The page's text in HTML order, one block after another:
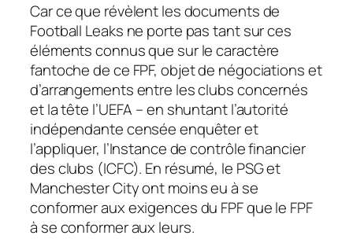
Car ce que révèlent les documents de
Football Leaks ne porte pas tant sur ces
éléments connus que sur le caractère
fantoche de ce FPF, objet de négociations et
d’arrangements entre les clubs concernés
et la tête l’UEFA – en shuntant l’autorité
indépendante censée enquêter et
l’appliquer, l’Instance de contrôle financier
des clubs (ICFC). En résumé, le PSG et
Manchester City ont moins eu à se
conformer aux exigences du FPF que le FPF
à se conformer aux leurs.